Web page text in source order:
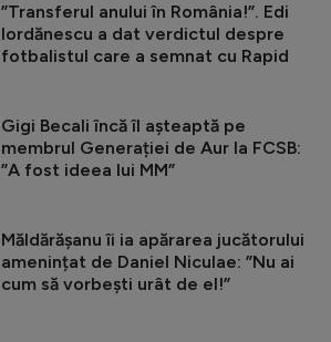
”Transferul anului în România!”. Edi
Iordănescu a dat verdictul despre
fotbalistul care a semnat cu Rapid
Gigi Becali încă îl așteaptă pe
membrul Generației de Aur la FCSB:
”A fost ideea lui MM”
Măldărășanu îi ia apărarea jucătorului
amenințat de Daniel Niculae: ”Nu ai
cum să vorbești urât de el!”